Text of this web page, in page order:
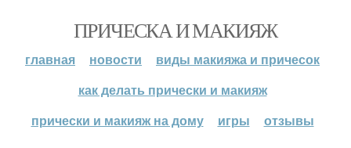
ПРИЧЕСКА И МАКИЯЖ
главная новости
виды макияжа и причесок
как делать прически и макияж
прически и макияж на дому
игры отзывы